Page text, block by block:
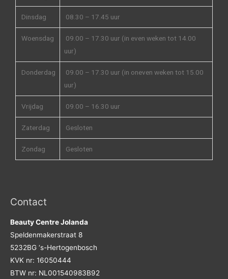
Dinsdag 08.30 – 17.45 uur
Woensdag
09.00 – 17.30 uur (in even weken tot 14.00
uur)
Donderdag
09.00 – 17.30 uur (in oneven weken tot 15.00
uur)
Vrijdag 09.00 – 16.30 uur
Zaterdag Gesloten
Zondag Gesloten
Contact
Beauty Centre Jolanda
Speldenmakerstraat 8
5232BG ‘s-Hertogenbosch
KVK nr: 16050444
BTW nr: NL001540983B92